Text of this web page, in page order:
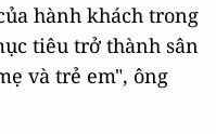
hành khách trong
tiêu trở thành sân
và trẻ em", ông